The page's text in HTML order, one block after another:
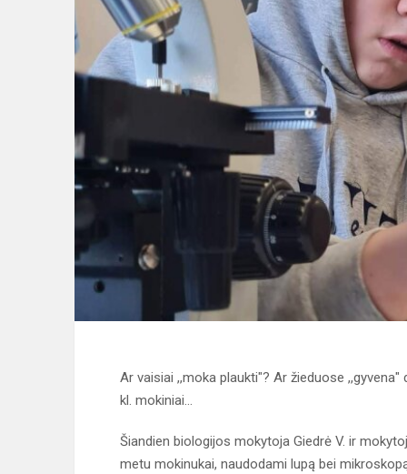
Ar vaisiai ,,moka plaukti"? Ar žieduose
kl. mokiniai...
Šiandien biologijos mokytoja Giedrė V. ir
metu mokinukai, naudodami lupą bei